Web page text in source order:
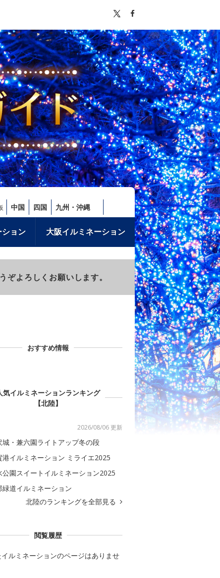
中国 四国 九州・沖縄
ョン 大阪イルミネーション
よろしくお願いします。
おすすめ情報
気イルミネーションランキング
【北陸】
2026/08/06 更新
城・兼六園ライトアップ冬の段
港イルミネーション ミライエ2025
公園スイートイルミネーション2025
緑道イルミネーション
北陸のランキングを全部見る
閲覧履歴
ルミネーションのページはありませ